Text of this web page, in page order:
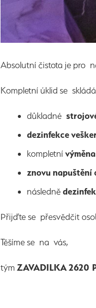
Absolutní čistota je pro
Kompletní úklid se
důkladné
dezinfekce
kompletní
znovu napuštění
následně
Přijďte se přesvědčit
Těšíme se na vás,
tým ZAVADILKA 2620